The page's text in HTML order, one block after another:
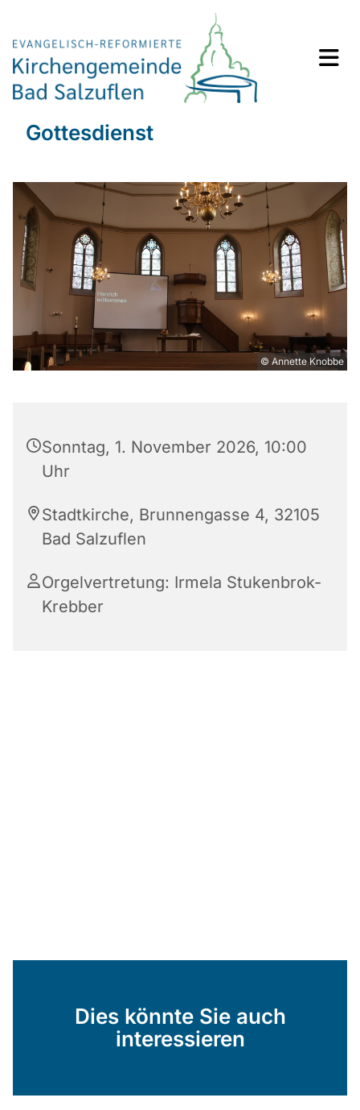
Gottesdienst
© Annette Knobbe
Sonntag, 1. November 2026, 10:00
Uhr
Stadtkirche, Brunnengasse 4, 32105
Bad Salzuflen
Orgelvertretung: Irmela Stukenbrok-
Krebber
Dies könnte Sie auch
interessieren